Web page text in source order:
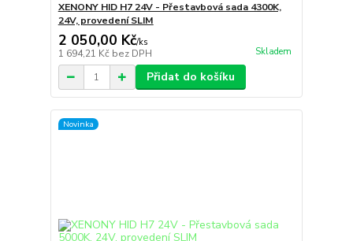
XENONY HID H7 24V - Přestavbová sada 4300K,
24V, provedení SLIM
2 050,00 Kč/ks
1 694,21 Kč bez DPH Skladem
Přidat do košíku
Novinka